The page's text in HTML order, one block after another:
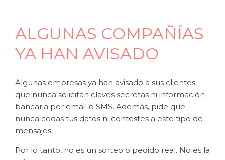
ALGUNAS COMPAÑÍAS
YA HAN AVISADO
Algunas empresas ya han avisado a sus clientes
que nunca solicitan claves secretas ni información
bancaria por email o SMS. Además, pide que
nunca cedas tus datos ni contestes a este tipo de
mensajes.
Por lo tanto, no es un sorteo o pedido real. No es la